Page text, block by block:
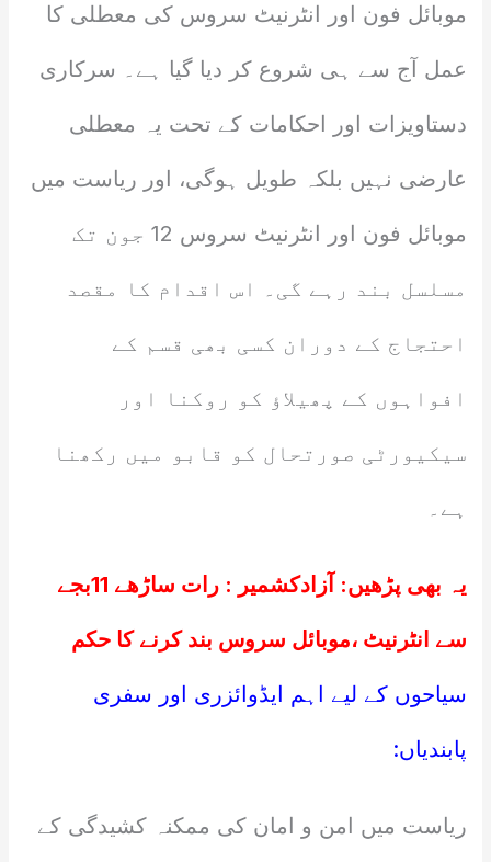
موبائل فون اور انٹرنیٹ سروس کی معطلی کا
عمل آج سے ہی شروع کر دیا گیا ہے۔ سرکاری
دستاویزات اور احکامات کے تحت یہ معطلی
عارضی نہیں بلکہ طویل ہوگی، اور ریاست میں
موبائل فون اور انٹرنیٹ سروس 12 جون تک
مسلسل بند رہے گی۔ اس اقدام کا مقصد
احتجاج کے دوران کسی بھی قسم کے
افواہوں کے پھیلاؤ کو روکنا اور
سیکیورٹی صورتحال کو قابو میں رکھنا
ہے۔
یہ بھی پڑھیں: آزادکشمیر : رات ساڑھے 11بجے
سے انٹرنیٹ ،موبائل سروس بند کرنے کا حکم
سیاحوں کے لیے اہم ایڈوائزری اور سفری
پابندیاں:
ریاست میں امن و امان کی ممکنہ کشیدگی کے